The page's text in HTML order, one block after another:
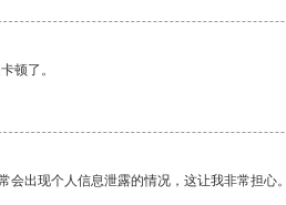
顿了。
出现个人信息泄露的情况，这让我非常担心。